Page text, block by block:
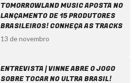
TOMORROWLAND MUSIC APOSTA NO
LANÇAMENTO DE 15 PRODUTORES
BRASILEIROS! CONHEÇA AS TRACKS
13 de novembro
ENTREVISTA | VINNE ABRE O JOGO
SOBRE TOCAR NO ULTRA BRASIL!